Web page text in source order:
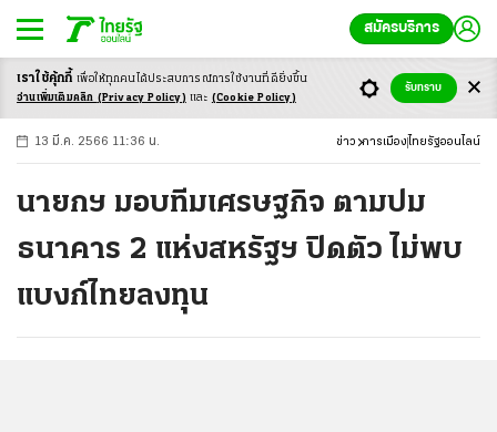
สมัครบริการ
-ก ก ก+
13 มี.ค. 2566 11:36 น. ข่าว การเมือง ไทยรัฐออนไลน์
นายกฯ มอบทีมเศรษฐกิจ ตามปม
ธนาคาร 2 แห่งสหรัฐฯ ปิดตัว ไม่พบ
แบงก์ไทยลงทุน
เราใช้คุ้กกี้ เพื่อให้ทุกคนได้ประสบการณ์การใช้งานที่ดียิ่งขึ้น
อ่านเพิ่มเติมคลิก (Privacy Policy) และ (Cookie Policy)
รับทราบ